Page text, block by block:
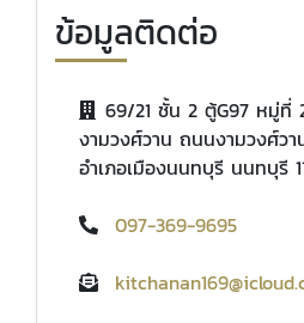
ข้อมูลติดต่อ
69/21 ชั้น 2 ตู้G97 หมู่
งามวงศ์วาน ถนนงามวงศ์ว
อำเภอเมืองนนทบุรี นนทบุรี
097-369-9695